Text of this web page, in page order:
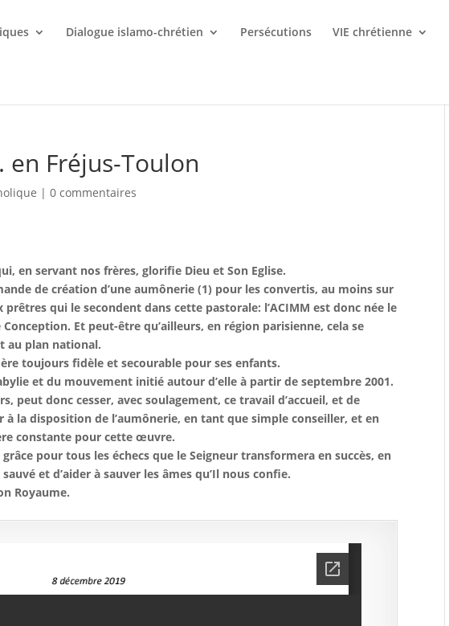
Dialogue islamo-chrétien Persécutions VIE chrétienne
en Fréjus-Toulon
|0 commentaires
en servant nos frères, glorifie Dieu et Son Eglise.
de création d’une aumônerie (1) pour les convertis, au moins sur
prêtres qui le secondent dans cette pastorale: l’ACIMM est donc née le
Et peut-être qu’ailleurs, en région parisienne, cela se
au plan national.
toujours fidèle et secourable pour ses enfants.
et du mouvement initié autour d’elle à partir de septembre 2001.
peut donc cesser, avec soulagement, ce travail d’accueil, et de
la disposition de l’aumônerie, en tant que simple conseiller, et en
constante pour cette œuvre.
pour tous les échecs que le Seigneur transformera en succès, en
et d’aider à sauver les âmes qu’Il nous confie.
Royaume.